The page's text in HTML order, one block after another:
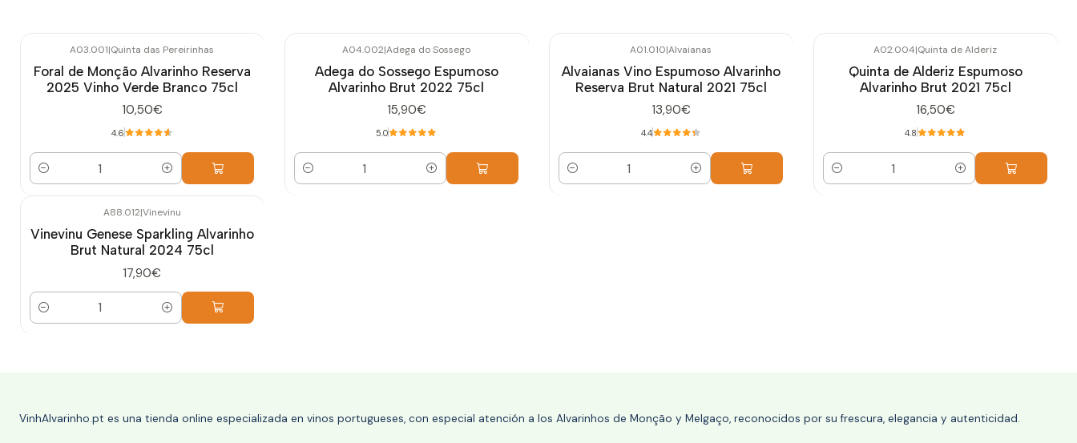
A03.001|Quinta das Pereirinhas
Foral de Monção Alvarinho Reserva
2025 Vinho Verde Branco 75cl
10,50€
4.6
Cantidad
A04.002|Adega do Sossego
Adega do Sossego Espumoso
Alvarinho Brut 2022 75cl
15,90€
5.0
Cantidad
A01.010|Alvaianas
Alvaianas Vino Espumoso Alvarinho
Reserva Brut Natural 2021 75cl
13,90€
4.4
Cantidad
A02.004|Quinta de Alderiz
Quinta de Alderiz Espumoso
Alvarinho Brut 2021 75cl
16,50€
4.8
Cantidad
A88.012|Vinevinu
Vinevinu Genese Sparkling Alvarinho
Brut Natural 2024 75cl
17,90€
Cantidad
VinhAlvarinho.pt es una tienda online especializada en vinos portugueses, con especial atención a los Alvarinhos de Monção y Melgaço, reconocidos por su frescura, elegancia y autenticidad.